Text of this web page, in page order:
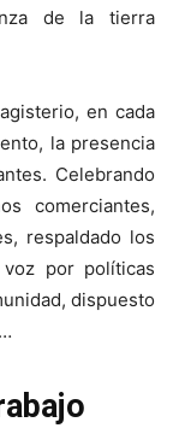
de la tierra
en cada
la presencia
Celebrando
comerciantes,
respaldado los
por políticas
dispuesto